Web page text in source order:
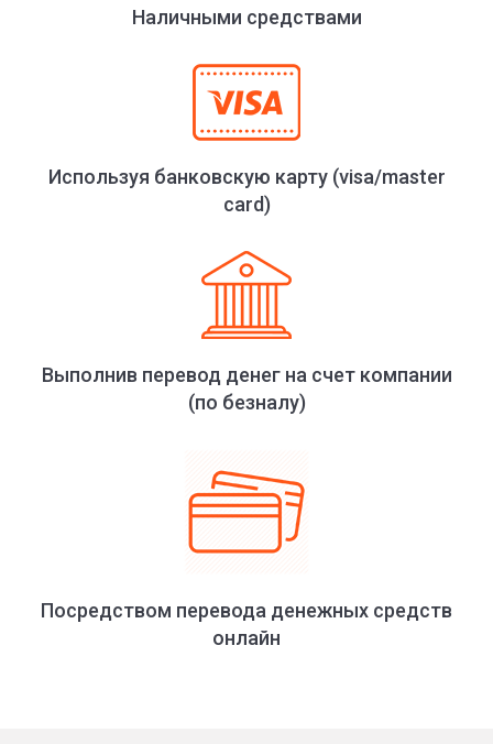
Наличными средствами
Используя банковскую карту (visa/master
card)
Выполнив перевод денег на счет компании
(по безналу)
Посредством перевода денежных средств
онлайн